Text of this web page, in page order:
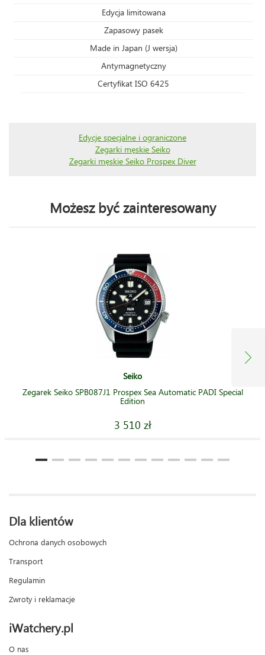
Edycja limitowana
Zapasowy pasek
Made in Japan (J wersja)
Antymagnetyczny
Certyfikat ISO 6425
Edycje specjalne i ograniczone
Zegarki męskie Seiko
Zegarki męskie Seiko Prospex Diver
Możesz być zainteresowany
Seiko
Zegarek Seiko SPB087J1 Prospex Sea Automatic PADI Special
Edition
3 510 zł
Dla klientów
Ochrona danych osobowych
Transport
Regulamin
Zwroty i reklamacje
iWatchery.pl
O nas